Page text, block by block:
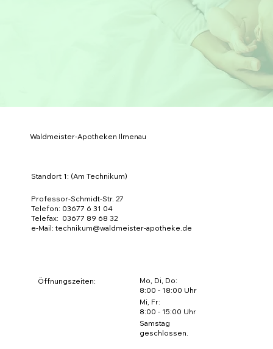
Waldmeister-Apotheken Ilmenau
Standort 1: (Am Technikum)
Professor-Schmidt-Str. 27
Telefon: 03677 6 31 04
Telefax: 03677 89 68 32
e-Mail:technikum@waldmeister-apotheke.de
Öffnungszeiten:
Mo, Di, Do:
8:00 - 18:00 Uhr
Mi, Fr:
8:00 - 15:00 Uhr
Samstag
geschlossen.